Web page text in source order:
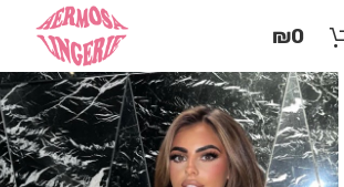
זֶה
מַעֲרֶכֶת
"המרכז
הישראלי
לְהַנְגָּשָׁת
₪0